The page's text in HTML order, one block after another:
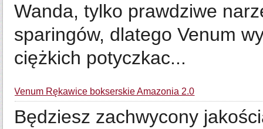
Wanda, tylko prawdziwe
sparingów, dlatego Venum
ciężkich potyczkac...
Venum Rękawice bokserskie Amazonia 2.0
Będziesz zachwycony